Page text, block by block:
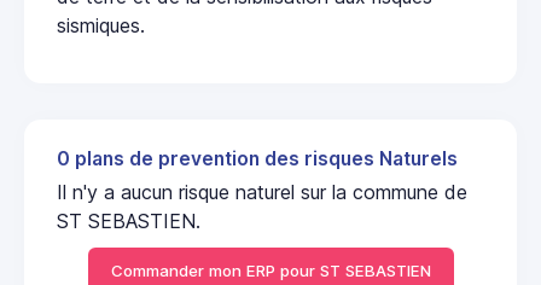
sismiques.
0 plans de prevention des risques Naturels
Il n'y a aucun risque naturel sur la commune de
ST SEBASTIEN.
Commander mon ERP pour ST SEBASTIEN